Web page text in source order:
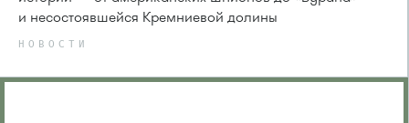
и несостоявшейся Кремниевой долины
НОВОСТИ